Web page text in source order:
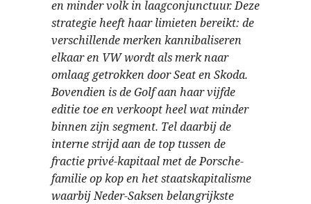
en minder volk in laagconjunctuur. Deze
strategie heeft haar limieten bereikt: de
verschillende merken kannibaliseren
elkaar en VW wordt als merk naar
omlaag getrokken door Seat en Skoda.
Bovendien is de Golf aan haar vijfde
editie toe en verkoopt heel wat minder
binnen zijn segment. Tel daarbij de
interne strijd aan de top tussen de
fractie privé-kapitaal met de Porsche-
familie op kop en het staatskapitalisme
waarbij Neder-Saksen belangrijkste